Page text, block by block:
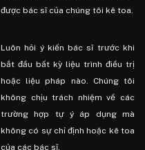
được bác sĩ của chúng tôi kê toa.
Luôn hỏi ý kiến ​​bác sĩ trước khi
bắt đầu bất kỳ liệu trình điều trị
hoặc liệu pháp nào. Chúng tôi
không chịu trách nhiệm về các
trường hợp tự ý áp dụng mà
không có sự chỉ định hoặc kê toa
của các bác sĩ.